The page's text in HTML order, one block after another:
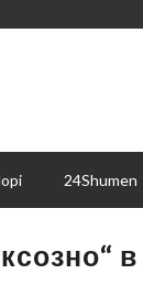
24Shumen
в